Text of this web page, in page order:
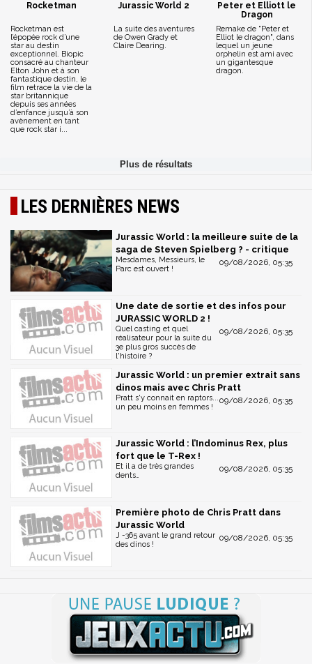
Rocketman
Rocketman est
l’épopée rock d’une
star au destin
exceptionnel. Biopic
consacré au chanteur
Elton John et à son
fantastique destin, le
film retrace la vie de la
star britannique
depuis ses années
d’enfance jusqu’à son
avènement en tant
que rock star i...
Jurassic World 2
La suite des aventures
de Owen Grady et
Claire Dearing.
Peter et Elliott le
Dragon
Remake de "Peter et
Elliot le dragon", dans
lequel un jeune
orphelin est ami avec
un gigantesque
dragon.
LES DERNIÈRES NEWS
Jurassic World : la meilleure suite de la
saga de Steven Spielberg ? - critique
09/08/2026, 05:35
Mesdames, Messieurs, le
Parc est ouvert !
Une date de sortie et des infos pour
JURASSIC WORLD 2 !
09/08/2026, 05:35
Quel casting et quel
réalisateur pour la suite du
3e plus gros succès de
l'histoire ?
Jurassic World : un premier extrait sans
dinos mais avec Chris Pratt
09/08/2026, 05:35
Pratt s'y connait en raptors...
un peu moins en femmes !
Jurassic World : l’Indominus Rex, plus
fort que le T-Rex !
09/08/2026, 05:35
Et il a de très grandes
dents…
Première photo de Chris Pratt dans
Jurassic World
09/08/2026, 05:35
J -365 avant le grand retour
des dinos !